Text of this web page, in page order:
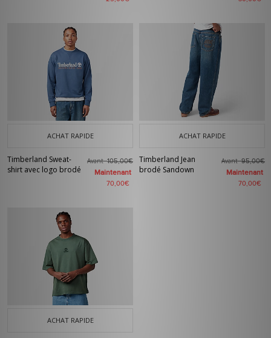
ACHAT RAPIDE
Timberland Sweat-
shirt avec logo brodé
Avant105,00€
Maintenant
70,00€
ACHAT RAPIDE
Timberland Jean
brodé Sandown
Avant95,00€
Maintenant
70,00€
ACHAT RAPIDE